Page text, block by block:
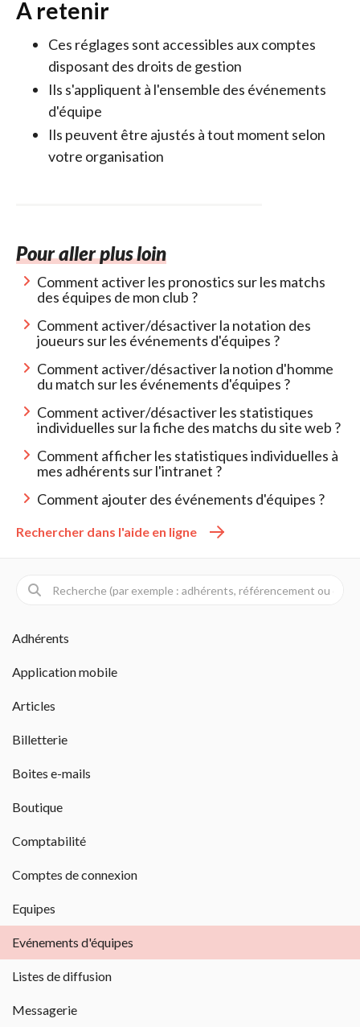
A retenir
Ces réglages sont accessibles aux comptes
disposant des droits de gestion
Ils s'appliquent à l'ensemble des événements
d'équipe
Ils peuvent être ajustés à tout moment selon
votre organisation
Pour aller plus loin
Comment activer les pronostics sur les matchs
des équipes de mon club ?
Comment activer/désactiver la notation des
joueurs sur les événements d'équipes ?
Comment activer/désactiver la notion d'homme
du match sur les événements d'équipes ?
Comment activer/désactiver les statistiques
individuelles sur la fiche des matchs du site web ?
Comment afficher les statistiques individuelles à
mes adhérents sur l'intranet ?
Comment ajouter des événements d'équipes ?
Rechercher dans l'aide en ligne
Adhérents
Application mobile
Articles
Billetterie
Boites e-mails
Boutique
Comptabilité
Comptes de connexion
Equipes
Evénements d'équipes
Listes de diffusion
Messagerie